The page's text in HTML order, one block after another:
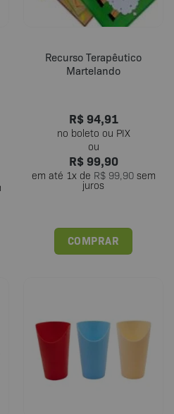
Recurso Terapêutico
Martelando
R$94,91
R$99,90
em até 1x de R$99,90sem
juros
COMPRAR